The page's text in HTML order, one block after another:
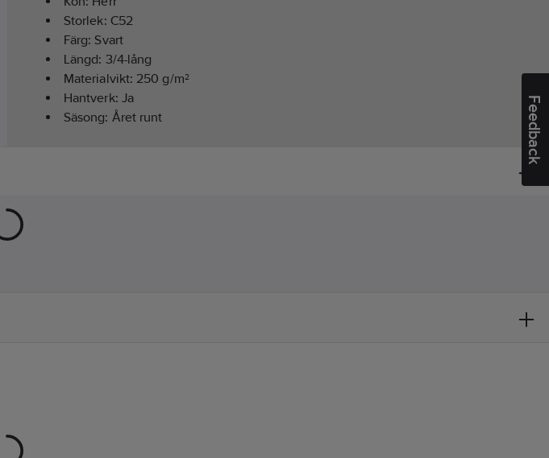
Feedback
Storlek: C52
Färg:Svart
Längd: 3/4-lång
Materialvikt:250 g/m²
Hantverk: Ja
Säsong: Året runt